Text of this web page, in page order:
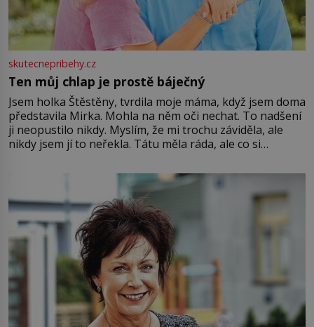
skutecnepribehy.cz
Ten můj chlap je prostě báječný
Jsem holka Štěstěny, tvrdila moje máma, když jsem doma
představila Mirka. Mohla na něm oči nechat. To nadšení
ji neopustilo nikdy. Myslím, že mi trochu záviděla, ale
nikdy jsem jí to neřekla. Tátu měla ráda, ale co si
Jsme spolu moc rádi Tehdy byla jiná doba, když